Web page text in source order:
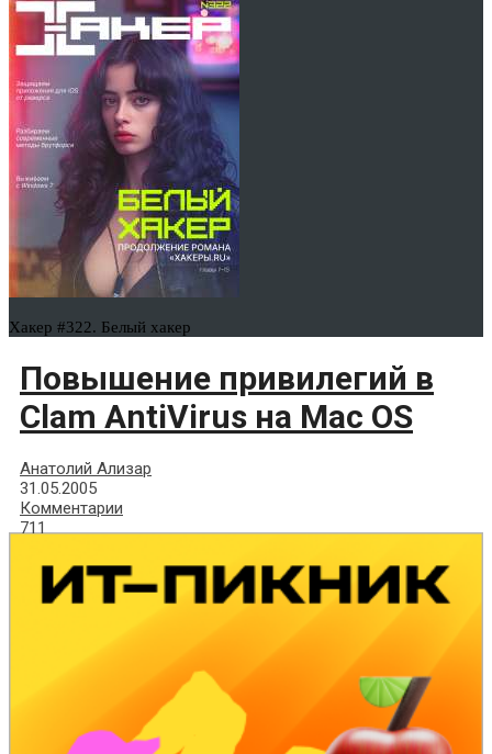
Хакер #322. Белый хакер
Повышение привилегий в
Clam AntiVirus на Mac OS
Анатолий Ализар
31.05.2005
Комментарии
711